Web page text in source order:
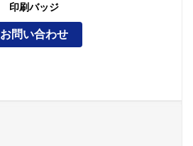
印刷バッジ
お問い合わせ